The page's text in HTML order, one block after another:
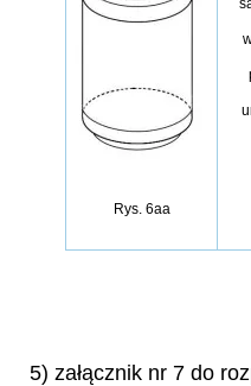
Rys. 6aa
5) załącznik nr 7 do